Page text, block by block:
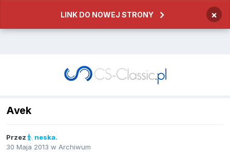
LINK DO NOWEJ STRONY ×
Avek
Przez
neska.
30 Maja 2013 w Archiwum